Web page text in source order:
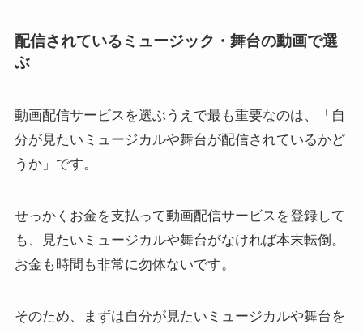
配信されているミュージック・舞台の動画で選
ぶ
動画配信サービスを選ぶうえで最も重要なのは、「自
分が見たいミュージカルや舞台が配信されているかど
うか」です。
せっかくお金を支払って動画配信サービスを登録して
も、見たいミュージカルや舞台がなければ本末転倒。
お金も時間も非常に勿体ないです。
そのため、まずは自分が見たいミュージカルや舞台を